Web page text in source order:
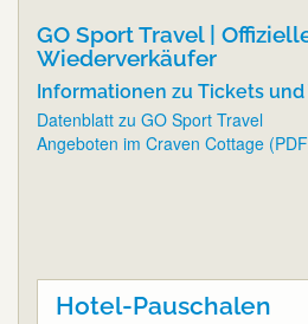
GO Sport Travel |
Wiederverkäufer
Informationen zu Tickets
Datenblatt zu GO Sport Travel
Angeboten im Craven Cottage
Hotel-Pauschalen